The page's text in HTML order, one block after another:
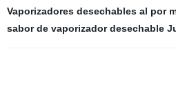
Vaporizadores desechables al por
sabor de vaporizador desechable